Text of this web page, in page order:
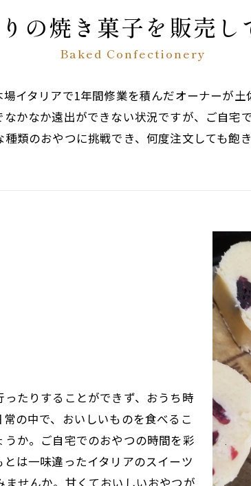
の焼き菓子を販売し
Baked Confectionery
イタリアで1年間修業を積んだオーナーが
かなか遠出ができない状況ですが、ご自宅
類のおやつに挑戦でき、何度注文しても飽
たりすることができず、おうち時
の中で、おいしいものを食べるこ
か。ご自宅でのおやつの時間を彩
は一味違ったイタリアのスイーツ